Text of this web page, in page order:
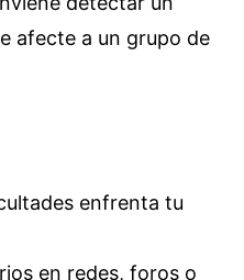
afecte a un grupo de
enfrenta tu
en redes, foros o